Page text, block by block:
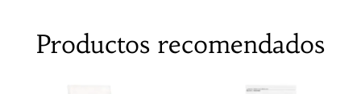
Productos recomendados